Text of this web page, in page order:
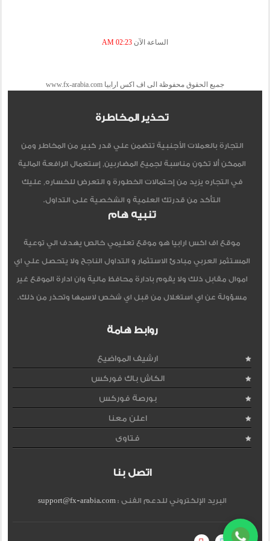
الساعة الآن 02:23 AM
جميع الحقوق محفوظة الى اف اكس ارابيا www.fx-arabia.com
تحذير المخاطرة
التجارة بالعملات الأجنبية تتضمن علي قدر كبير من المخاطر ومن
الممكن ألا تكون مناسبة لجميع المضاربين, إستعمال الرافعة المالية
في التجاره يزيد من إحتمالات الخطورة و التعرض للخساره, عليك
التأكد من قدرتك العلمية و الشخصية على التداول.
تنبيه هام
موقع اف اكس ارابيا هو موقع تعليمي خالص يهدف الي توعية
المستثمر العربي مبادئ الاستثمار و التداول الناجح ولا يتحصل علي اي
اموال مقابل ذلك ولا يقوم بادارة محافظ مالية وان ادارة الموقع غير
مسؤولة عن اي استغلال من قبل اي شخص لاسمها وتحذر من ذلك.
روابط هامة
ارشيف المواضيع
الكاش باك فوركس
بورصة فوركس
اعلن معنا
فتاوى
اتصل بنا
البريد الإلكتروني للدعم الفنى :support@fx-arabia.com